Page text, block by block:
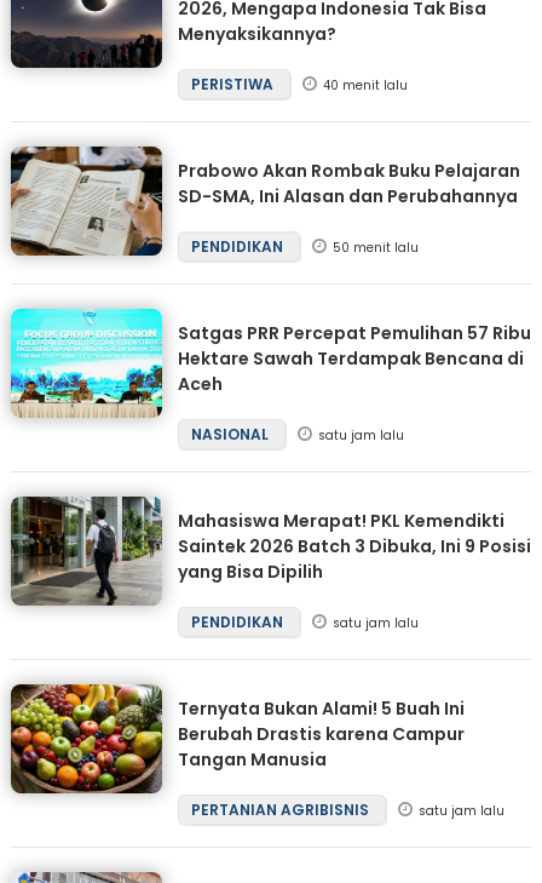
2026, Mengapa Indonesia Tak Bisa
Menyaksikannya?
PERISTIWA 40 menit lalu
Prabowo Akan Rombak Buku Pelajaran
SD-SMA, Ini Alasan dan Perubahannya
PENDIDIKAN 50 menit lalu
Satgas PRR Percepat Pemulihan 57 Ribu
Hektare Sawah Terdampak Bencana di
Aceh
NASIONAL satu jam lalu
Mahasiswa Merapat! PKL Kemendikti
Saintek 2026 Batch 3 Dibuka, Ini 9 Posisi
yang Bisa Dipilih
PENDIDIKAN satu jam lalu
Ternyata Bukan Alami! 5 Buah Ini
Berubah Drastis karena Campur
Tangan Manusia
PERTANIAN AGRIBISNIS satu jam lalu